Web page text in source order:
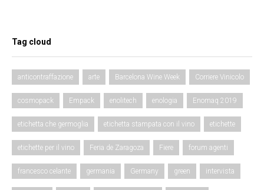
Tag cloud
anticontraffazione arte Barcelona Wine Week Corriere Vinicolo
cosmopack Empack enolitech enologia Enomaq 2019
etichetta che germoglia etichetta stampata con il vino etichette
etichette per il vino Feria de Zaragoza Fiere forum agenti
francesco celante germania Germany green intervista